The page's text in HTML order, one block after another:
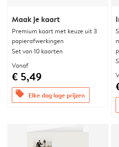
Maak je kaart
Premium kaart met keuze uit 3
papierafwerkingen
Set van 10 kaarten
Vanaf
€ 5,49
offers Elke dag lage prijzen